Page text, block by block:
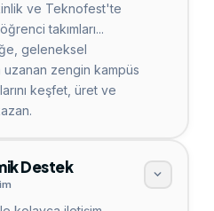
ve Teknofest'te
takımları...
geleneksel
zengin kampüs
keşfet, üret ve
Destek